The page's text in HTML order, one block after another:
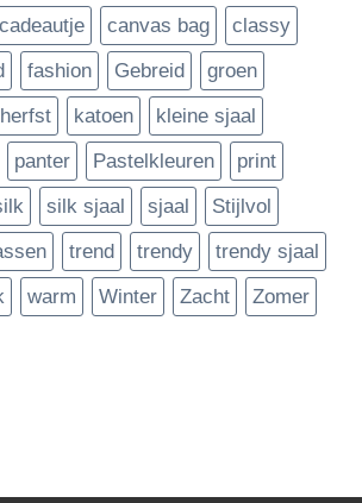
cadeautje canvas bag
classy
fashion Gebreid
groen
herfst katoen
kleine sjaal
panter Pastelkleuren
print
silk sjaal sjaal
Stijlvol
trend trendy
trendy sjaal
warm Winter Zacht Zomer